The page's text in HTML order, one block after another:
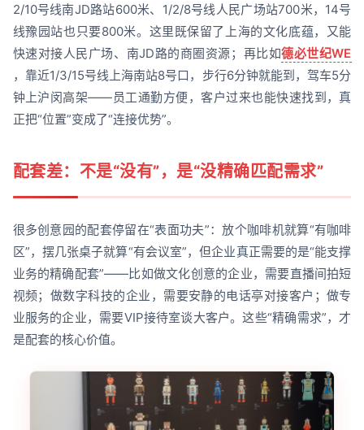
2/10号线南JD路站600米、1/2/8号线人民广场站700米，14号
线豫园站也只要800米。这里既保留了上海的文化底蕴，又能
快速对接人民广场、南JD路的商圈资源；再比如德必世纪WE
，靠近1/3/15号线上海南站8号口，步行6分钟就能到，驾车5分
钟上沪闵高架——员工通勤方便，客户过来也能快速找到，真
正把“位置”变成了“连接优势”。
配套差：不是“没有”，是“没精确匹配需求”
很多创意园的配套停留在“表面功夫”：放个咖啡机就算“有咖啡
区”，摆几张桌子就算“有会议室”，但企业真正需要的是“能支撑
业务的精确配套”——比如做文化创意的企业，需要直播间拍短
视频；做数字科技的企业，需要安静的电话亭对接客户；做专
业服务的企业，需要VIP接待室谈大客户。这些“精确需求”，才
是配套的核心价值。